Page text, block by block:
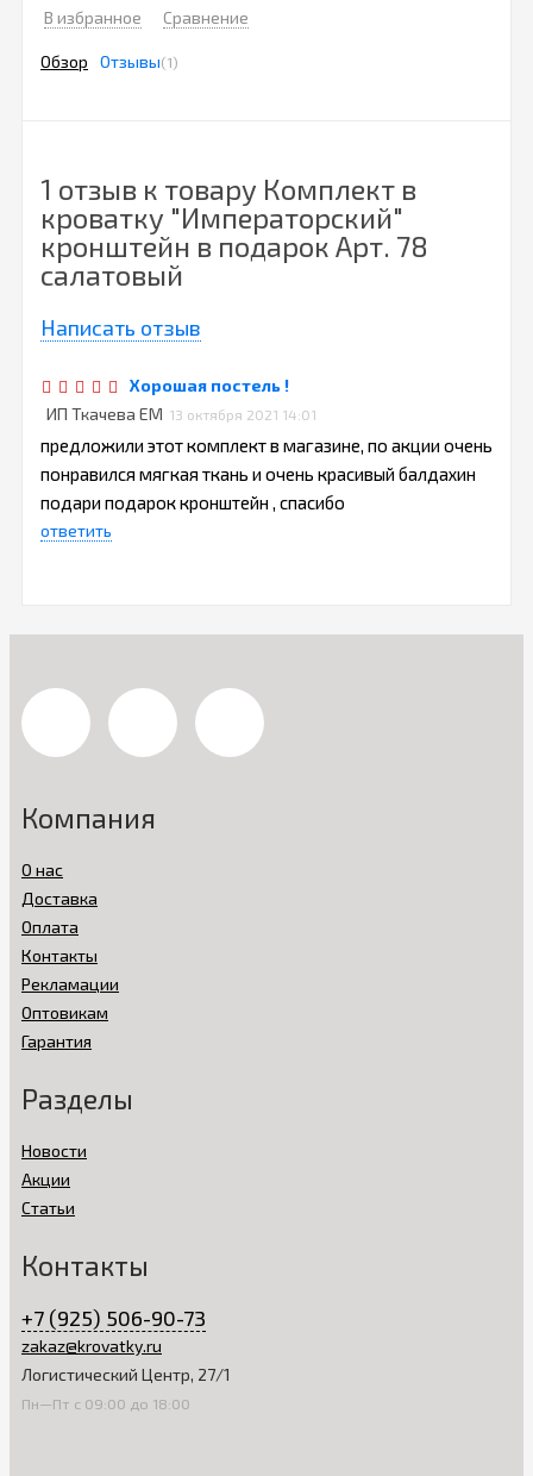
В избранное Сравнение
Обзор Отзывы(1)
1 отзыв к товару Комплект в
кроватку "Императорский"
кронштейн в подарок Арт. 78
салатовый
Написать отзыв
Хорошая постель !
ИП Ткачева ЕМ 13 октября 2021 14:01
предложили этот комплект в магазине, по акции очень
понравился мягкая ткань и очень красивый балдахин
подари подарок кронштейн , спасибо
ответить
Компания
О нас
Доставка
Оплата
Контакты
Рекламации
Оптовикам
Гарантия
Разделы
Новости
Акции
Статьи
Контакты
+7 (925) 506-90-73
zakaz@krovatky.ru
Логистический Центр, 27/1
Пн—Пт с 09:00 до 18:00